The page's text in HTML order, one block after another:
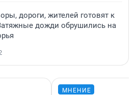
дороги, жителей готовят к
дожди обрушились на
МНЕНИЕ